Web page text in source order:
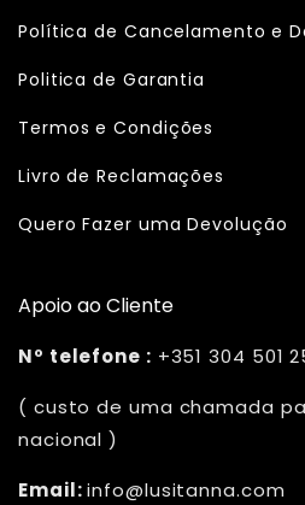
Política de Cancelamento e
Politica de Garantia
Termos e Condições
Livro de Reclamações
Quero Fazer uma Devolução
Apoio ao Cliente
Nº telefone : +351 304 501
( custo de uma chamada
nacional )
Email:info@lusitanna.com